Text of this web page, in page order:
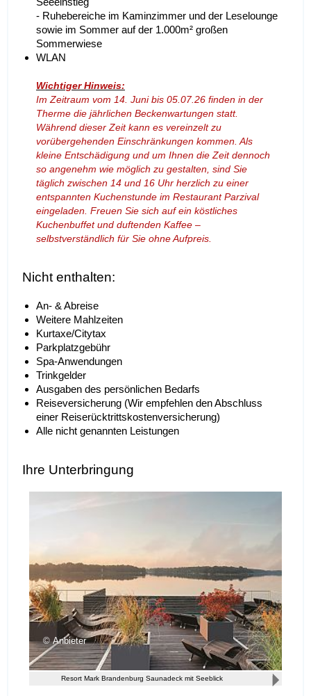
- Ruhebereiche im Kaminzimmer und der Leselounge
sowie im Sommer auf der 1.000m² großen
Sommerwiese
WLAN
Wichtiger Hinweis:
Im Zeitraum vom 14. Juni bis 05.07.26 finden in der
Therme die jährlichen Beckenwartungen statt.
Während dieser Zeit kann es vereinzelt zu
vorübergehenden Einschränkungen kommen. Als
kleine Entschädigung und um Ihnen die Zeit dennoch
so angenehm wie möglich zu gestalten, sind Sie
täglich zwischen 14 und 16 Uhr herzlich zu einer
entspannten Kuchenstunde im Restaurant Parzival
eingeladen. Freuen Sie sich auf ein köstliches
Kuchenbuffet und duftenden Kaffee –
selbstverständlich für Sie ohne Aufpreis.
Nicht enthalten:
An- & Abreise
Weitere Mahlzeiten
Kurtaxe/Citytax
Parkplatzgebühr
Spa-Anwendungen
Trinkgelder
Ausgaben des persönlichen Bedarfs
Reiseversicherung (Wir empfehlen den Abschluss
einer Reiserücktrittskostenversicherung)
Alle nicht genannten Leistungen
Ihre Unterbringung
Anbieter
Resort Mark Brandenburg Saunadeck mit Seeblick